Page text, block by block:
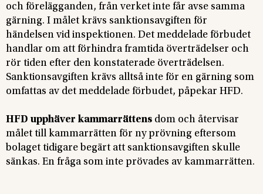
och förelägganden, från verket inte får avse samma
gärning. I målet krävs sanktionsavgiften för
händelsen vid inspektionen. Det meddelade förbudet
handlar om att förhindra framtida överträdelser och
rör tiden efter den konstaterade överträdelsen.
Sanktionsavgiften krävs alltså inte för en gärning som
omfattas av det meddelade förbudet, påpekar HFD.
HFD upphäver kammarrättens dom och återvisar
målet till kammarrätten för ny prövning eftersom
bolaget tidigare begärt att sanktionsavgiften skulle
sänkas. En fråga som inte prövades av kammarrätten.